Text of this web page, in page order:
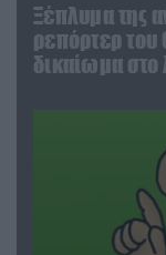
Ξέπλυμα της
ρεπόρτερ του
δικαίωμα στο